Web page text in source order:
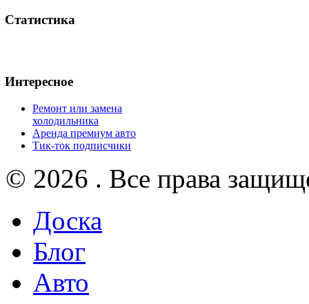
Статистика
Интересное
Ремонт или замена
холодильника
Аренда премиум авто
Тик-ток подписчики
© 2026 . Все права
Доска
Блог
Авто